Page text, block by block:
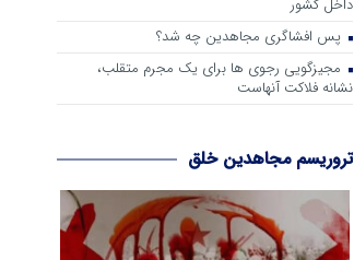
داخل کشور
پس افشاگری مجاهدین چه شد؟
مجیزگویی رجوی ها برای یک مجرم متقلب،
نشانه فلاکت آنهاست
تروریسم مجاهدین خلق